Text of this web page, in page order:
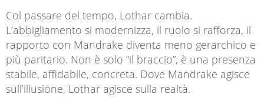
Col passare del tempo, Lothar cambia.
L’abbigliamento si modernizza, il ruolo si rafforza, il
rapporto con Mandrake diventa meno gerarchico e
più paritario. Non è solo “il braccio”, è una presenza
stabile, affidabile, concreta. Dove Mandrake agisce
sull’illusione, Lothar agisce sulla realtà.